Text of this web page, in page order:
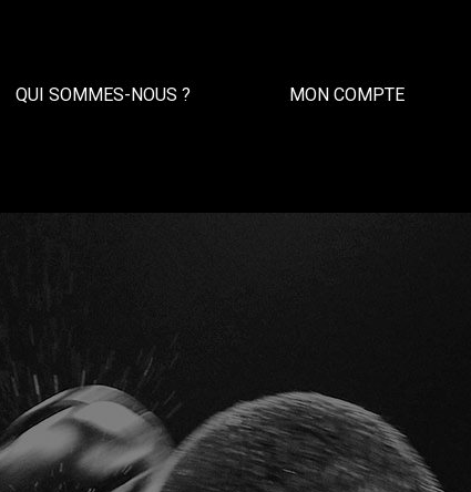
QUI SOMMES-NOUS ?
MON COMPTE